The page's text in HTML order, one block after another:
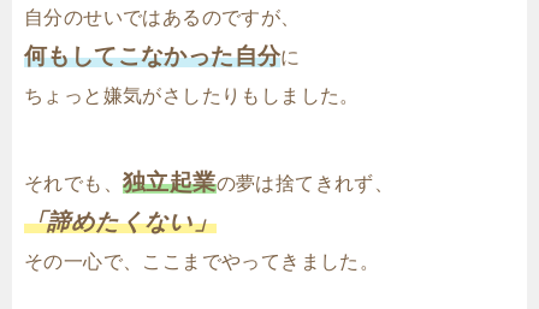
自分のせいではあるのですが、
何もしてこなかった自分に
ちょっと嫌気がさしたりもしました。
それでも、 独立起業の夢は捨てきれず、
「諦めたくない」
その一心で、ここまでやってきました。